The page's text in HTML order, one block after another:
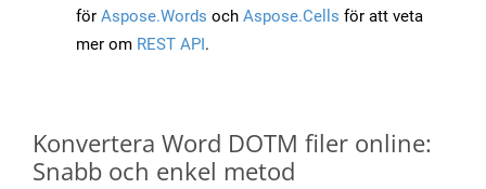
för Aspose.Words och Aspose.Cells för att veta
mer om REST API.
Konvertera Word DOTM filer online:
Snabb och enkel metod